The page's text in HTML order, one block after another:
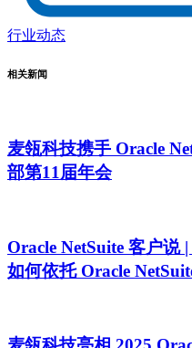
行业动态
相关新闻
麦瓴科技携手 Oracle
部第11届年会
Oracle NetSuite 客户说
如何依托 Oracle